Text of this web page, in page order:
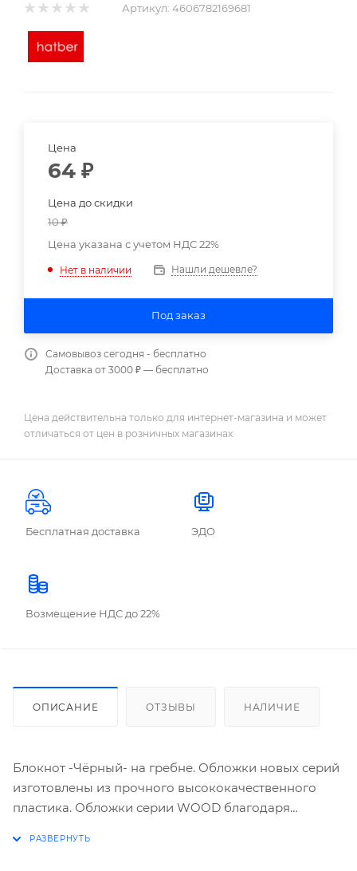
Артикул: 4606782169681
Цена
64 ₽
Цена до скидки
10₽
Цена указана с учетом НДС 22%
Нет в наличии Нашли дешевле?
Под заказ
Самовывоз сегодня - бесплатно
Доставка от 3000 ₽ — бесплатно
Цена действительна только для интернет-магазина и может
отличаться от цен в розничных магазинах
Бесплатная доставка ЭДО
Возмещение НДС до 22%
ОПИСАНИЕ ОТЗЫВЫ НАЛИЧИЕ
Блокнот -Чёрный- на гребне. Обложки новых серий
изготовлены из прочного высококачественного
пластика. Обложки серии WOOD благодаря